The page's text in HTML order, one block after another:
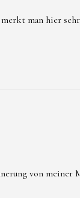
merkt man hier
von meiner